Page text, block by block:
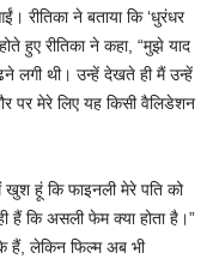
रीतिका ने बताया कि ‘धुरंधर
हुए रीतिका ने कहा, “मुझे याद
लगी थी। उन्हें देखते ही मैं उन्हें
पर मेरे लिए यह किसी वैलिडेशन
खुश हूं कि फाइनली मेरे पति को
हैं कि असली फेम क्या होता है।”
हैं, लेकिन फिल्म अब भी